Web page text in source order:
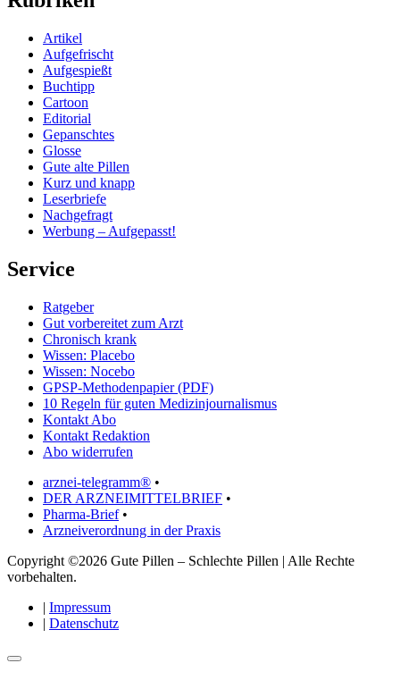
Artikel
Aufgefrischt
Aufgespießt
Buchtipp
Cartoon
Editorial
Gepanschtes
Glosse
Gute alte Pillen
Kurz und knapp
Leserbriefe
Nachgefragt
Werbung – Aufgepasst!
Service
Ratgeber
Gut vorbereitet zum Arzt
Chronisch krank
Wissen: Placebo
Wissen: Nocebo
GPSP-Methodenpapier (PDF)
10 Regeln für guten Medizinjournalismus
Kontakt Abo
Kontakt Redaktion
Abo widerrufen
arznei-telegramm® •
DER ARZNEIMITTELBRIEF •
Pharma-Brief•
Arzneiverordnung in der Praxis
Copyright ©2026 Gute Pillen – Schlechte Pillen | Alle Rechte
vorbehalten.
| Impressum
| Datenschutz